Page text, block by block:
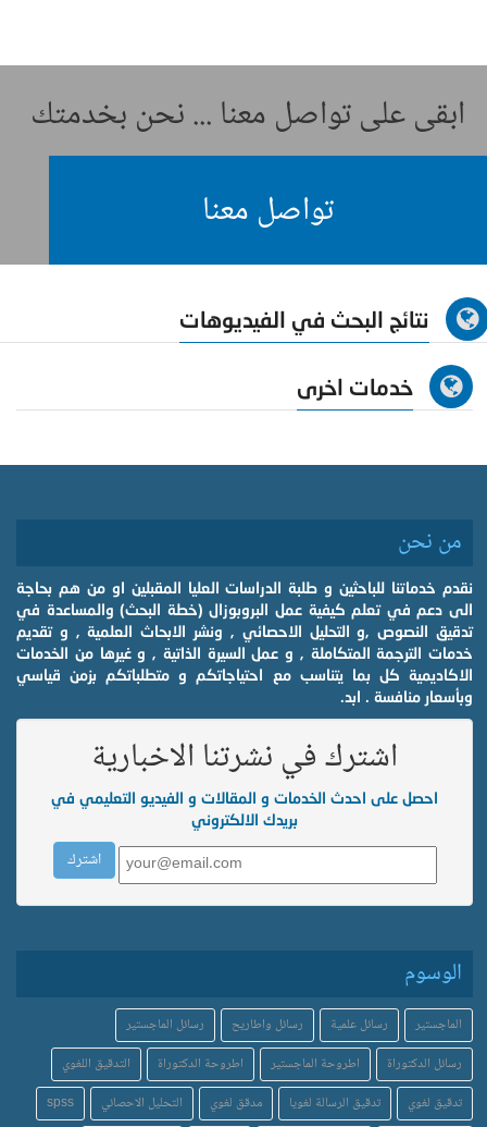
ابقى على تواصل معنا ... نحن بخدمتك
تواصل معنا
نتائج البحث في الفيديوهات
خدمات اخرى
من نحن
نقدم خدماتنا للباحثين و طلبة الدراسات العليا المقبلين او من هم بحاجة
الى دعم في تعلم كيفية عمل البروبوزال (خطة البحث) والمساعدة في
تدقيق النصوص ,و التحليل الاحصائي , ونشر الابحاث العلمية , و تقديم
خدمات الترجمة المتكاملة , و عمل السيرة الذاتية , و غيرها من الخدمات
الاكاديمية كل بما يتناسب مع احتياجاتكم و متطلباتكم بزمن قياسي
وبأسعار منافسة . ابد.
اشترك في نشرتنا الاخبارية
احصل على احدث الخدمات و المقالات و الفيديو التعليمي في
بريدك الالكتروني
الوسوم
الماجستير رسائل علمية رسائل واطاريح
رسائل الماجستير
رسائل الدكتوراة
اطروحة الماجستير اطروحة الدكتوراة
التدقيق اللغوي
تدقيق لغوي
تدقيق الرسالة لغويا مدقق لغوي التحليل الاحصائي spss